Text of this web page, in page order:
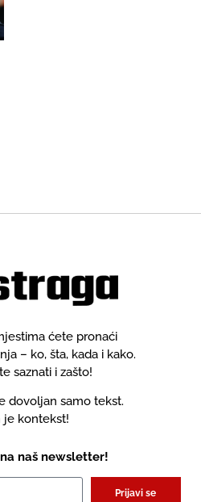
ćete pronaći
– ko, šta, kada i kako.
saznati i zašto!
dovoljan samo tekst.
je kontekst!
naš newsletter!
Prijavi se